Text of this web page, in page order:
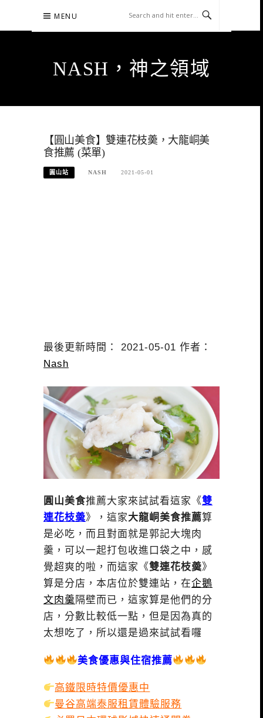
content
MENU
NASH，神之領域
【圓山美食】雙連花枝羮，大龍峒美
食推薦 (菜單)
圓山站 NASH 2021-05-01
最後更新時間： 2021-05-01 作者：
Nash
圓山美食推薦大家來試試看這家《雙
連花枝羮》，這家大龍峒美食推薦算
是必吃，而且對面就是郭記大塊肉
羹，可以一起打包收進口袋之中，感
覺超爽的啦，而這家《雙連花枝羮》
算是分店，本店位於雙連站，在企鵝
文肉羹 隔壁而已，這家算是他們的分
店，分數比較低一點，但是因為真的
太想吃了，所以還是過來試試看囉
美食優惠與住宿推薦
高鐵限時特價優惠中
曼谷高端泰服租賃體驗服務